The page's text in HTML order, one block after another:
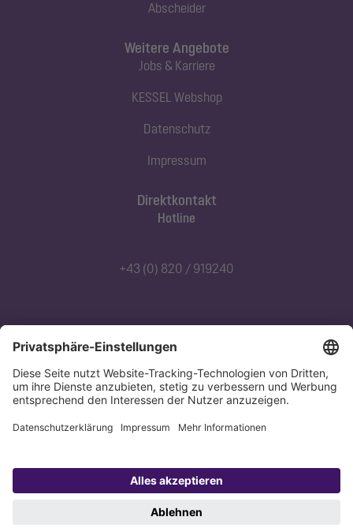
Abscheider
Direktkontakt
Hotline
+43 (0) 820 / 919240
Abonnieren Sie unseren Newsletter
Jetzt anmelden
Weitere Angebote
Jobs & Karriere
KESSEL Webshop
Datenschutz
Impressum
Copyright 1998-2026 KESSEL SE + Co. KG, Bahnhofstraße 31, 85101 Lenting,
Datenschutz Impressum